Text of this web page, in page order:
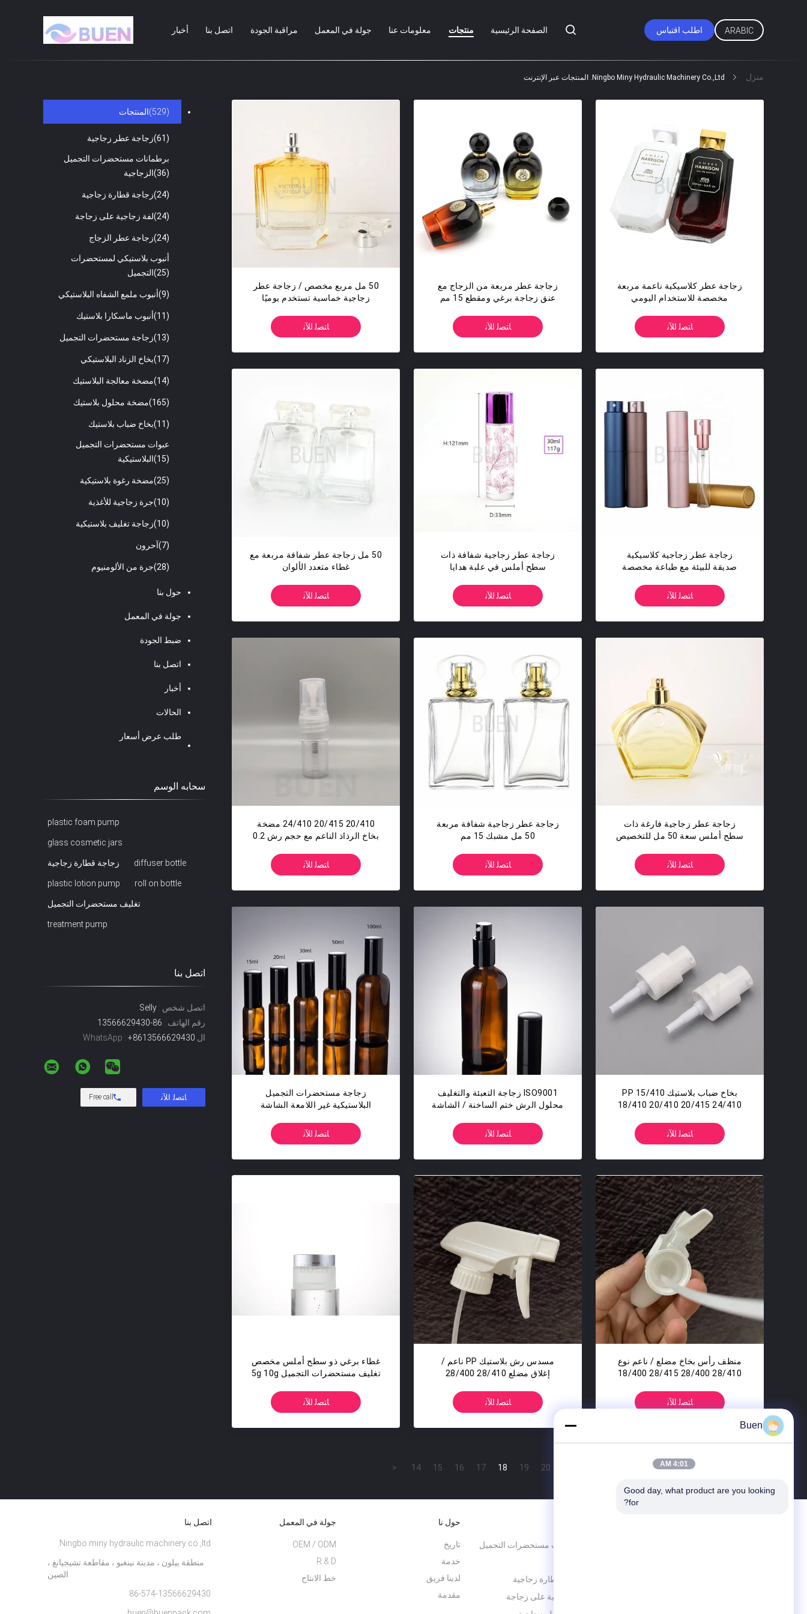
الصفحة الرئيسية منتجات معلومات عنا جولة في المعمل مراقبة الجودة اتصل بنا أخبار اطلب اقتباس ARABIC
منزل Ningbo Miny Hydraulic Machinery Co.,ltd. المنتجات عبر الإنترنت
المنتجات (529)
زجاجة عطر زجاجية (61)
برطمانات مستحضرات التجميل
الزجاجية
(36)
زجاجة قطارة زجاجية (24)
لفة زجاجية على زجاجة (24)
زجاجة عطر الزجاج (24)
أنبوب بلاستيكي لمستحضرات
التجميل
(25)
أنبوب ملمع الشفاه البلاستيكي (9)
أنبوب ماسكارا بلاستيك (11)
زجاجة مستحضرات التجميل (13)
بخاخ الزناد البلاستيكي (17)
مضخة معالجة البلاستيك (14)
مضخة محلول بلاستيك (165)
بخاخ ضباب بلاستيك (11)
عبوات مستحضرات التجميل
البلاستيكية
(15)
مضخة رغوة بلاستيكية (25)
جرة زجاجية للأغذية (10)
زجاجة تغليف بلاستيكية (10)
آحرون (7)
جرة من الألومنيوم (28)
حول بنا
جولة في المعمل
ضبط الجودة
اتصل بنا
أخبار
الحالات
طلب عرض أسعار
سحابه الوسم
plastic foam pump
glass cosmetic jars
زجاجة قطارة زجاجية diffuser bottle
plastic lotion pump roll on bottle
تغليف مستحضرات التجميل
treatment pump
اتصل بنا
اتصل شخص :
رقم الهاتف :
ال WhatsApp : +8613566629430
Free call
زجاجة عطر كلاسيكية ناعمة مربعة
مخصصة للاستخدام اليومي
ﺎﺘﺼﻟ ﺍﻶﻧ
زجاجة عطر مربعة من الزجاج مع
عنق زجاجة برغي ومقطع 15 مم
ﺎﺘﺼﻟ ﺍﻶﻧ
50 مل مربع مخصص / زجاجة عطر
زجاجية خماسية تستخدم يوميًا
ﺎﺘﺼﻟ ﺍﻶﻧ
زجاجة عطر زجاجية كلاسيكية
صديقة للبيئة مع طباعة مخصصة
ﺎﺘﺼﻟ ﺍﻶﻧ
زجاجة عطر زجاجية شفافة ذات
سطح أملس في علبة هدايا
ﺎﺘﺼﻟ ﺍﻶﻧ
50 مل زجاجة عطر شفافة مربعة مع
غطاء متعدد الألوان
ﺎﺘﺼﻟ ﺍﻶﻧ
زجاجة عطر زجاجية فارغة ذات
سطح أملس سعة 50 مل للتخصيص
ﺎﺘﺼﻟ ﺍﻶﻧ
زجاجة عطر زجاجية شفافة مربعة
50 مل مشبك 15 مم
ﺎﺘﺼﻟ ﺍﻶﻧ
20/410 20/415 24/410 مضخة
بخاخ الرذاذ الناعم مع حجم رش 0.2
ﺎﺘﺼﻟ ﺍﻶﻧ
بخاخ ضباب بلاستيك PP 15/410
18/410 20/410 20/415 24/410
ﺎﺘﺼﻟ ﺍﻶﻧ
ISO9001 زجاجة التعبئة والتغليف
محلول الرش ختم الساخنة / الشاشة
البنفسجية
ﺎﺘﺼﻟ ﺍﻶﻧ
زجاجة مستحضرات التجميل
البلاستيكية غير اللامعة الشاشة
السطح
ﺎﺘﺼﻟ ﺍﻶﻧ
منظف ​​رأس بخاخ مضلع / ناعم نوع
28/410 28/400 28/415 18/400
ﺎﺘﺼﻟ ﺍﻶﻧ
مسدس رش بلاستيك PP ناعم /
إغلاق مضلع 28/410 28/400
ﺎﺘﺼﻟ ﺍﻶﻧ
غطاء برغي ذو سطح أملس مخصص
تغليف مستحضرات التجميل 5g 10g
ﺎﺘﺼﻟ ﺍﻶﻧ
< 14 15 16 17 18 19 20
برطمانات مستحضرات التجميل
زجاجة قطارة زجاجية
لفة زجاجية على زجاجة
حول نا
مقدمة
تاريخ
خدمة
لدينا فريق
جولة في المعمل
خط الانتاج
OEM / ODM
R & D
اتصل بنا
Ningbo miny hydraulic machinery co.,ltd.
منطقة بيلون ، مدينة نينغبو ، مقاطعة تشيجيانغ ،
الصين
86-574-13566629430
Buen
4:01 AM
Good day, what product are you looking
for?